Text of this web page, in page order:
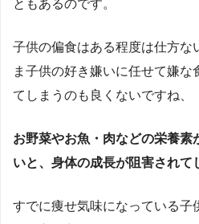
ともあるのです。
子供の偏食はある程度は仕方な
ま子供の好き嫌いに任せて嫌な
てしまうのも良くないですね、
お野菜やお魚・肉などの栄養素
いと、身体の成長が阻害されて
すでに痩せ気味になっている子